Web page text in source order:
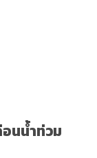
นน้ำท่วม